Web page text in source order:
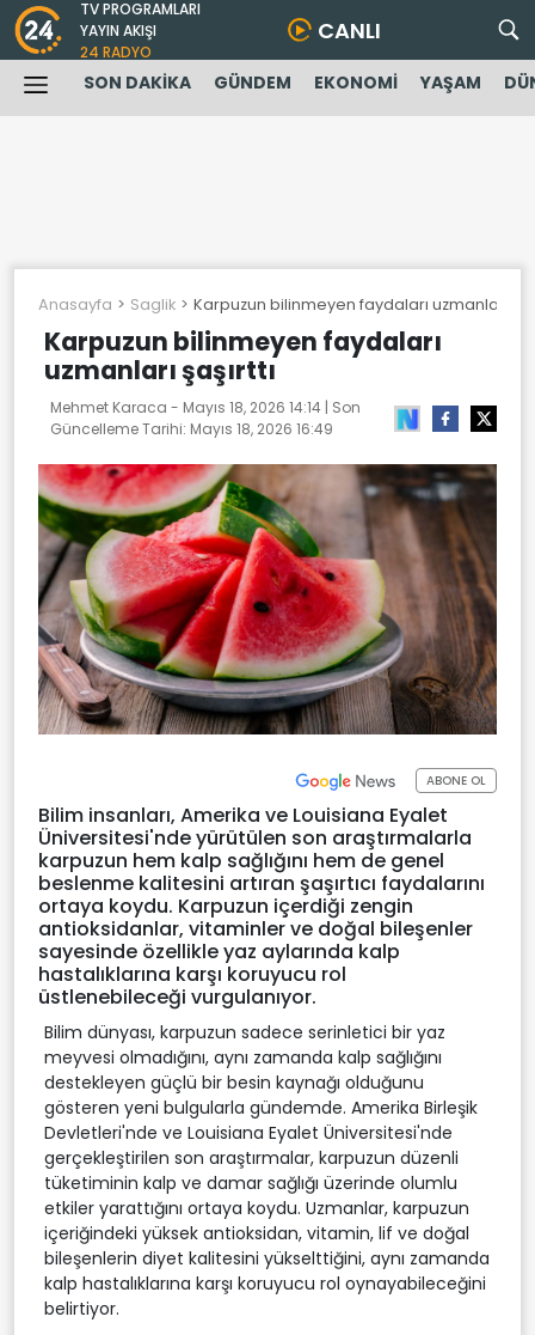
TV PROGRAMLARI
YAYIN AKIŞI
24 RADYO
CANLI
SON DAKİKA GÜNDEM EKONOMİ YAŞAM
Anasayfa Saglik Karpuzun bilinmeyen faydaları uzmanları
Karpuzun bilinmeyen faydaları
uzmanları şaşırttı
Mehmet Karaca - Mayıs 18, 2026 14:14 | Son
Güncelleme Tarihi: Mayıs 18, 2026 16:49
ABONE OL
Bilim insanları, Amerika ve Louisiana Eyalet
Üniversitesi'nde yürütülen son araştırmalarla
karpuzun hem kalp sağlığını hem de genel
beslenme kalitesini artıran şaşırtıcı faydalarını
ortaya koydu. Karpuzun içerdiği zengin
antioksidanlar, vitaminler ve doğal bileşenler
sayesinde özellikle yaz aylarında kalp
hastalıklarına karşı koruyucu rol
üstlenebileceği vurgulanıyor.
Bilim dünyası, karpuzun sadece serinletici bir yaz
meyvesi olmadığını, aynı zamanda kalp sağlığını
destekleyen güçlü bir besin kaynağı olduğunu
gösteren yeni bulgularla gündemde. Amerika Birleşik
Devletleri'nde ve Louisiana Eyalet Üniversitesi'nde
gerçekleştirilen son araştırmalar, karpuzun düzenli
tüketiminin kalp ve damar sağlığı üzerinde olumlu
etkiler yarattığını ortaya koydu. Uzmanlar, karpuzun
içeriğindeki yüksek antioksidan, vitamin, lif ve doğal
bileşenlerin diyet kalitesini yükselttiğini, aynı zamanda
kalp hastalıklarına karşı koruyucu rol oynayabileceğini
belirtiyor.